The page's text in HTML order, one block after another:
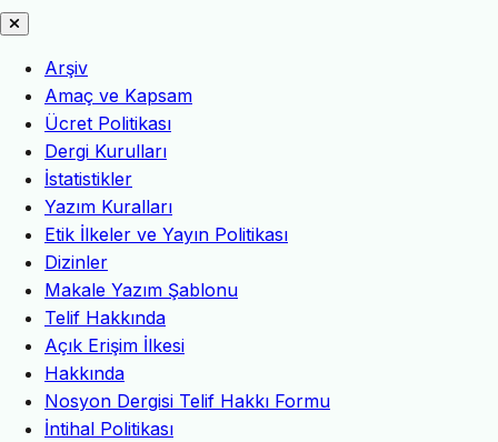
Arşiv
Amaç ve Kapsam
Ücret Politikası
Dergi Kurulları
İstatistikler
Yazım Kuralları
Etik İlkeler ve Yayın Politikası
Dizinler
Makale Yazım Şablonu
Telif Hakkında
Açık Erişim İlkesi
Hakkında
Nosyon Dergisi Telif Hakkı Formu
İntihal Politikası